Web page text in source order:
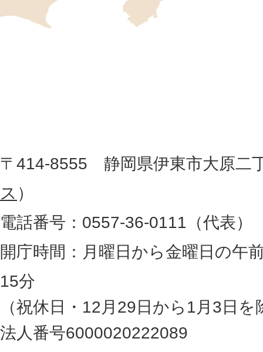
地
図
。
静
岡
県
の
最
東
所
〒414-8555 静岡県伊東市大原二
ス ）
電話番号：0557-36-0111（代表）
開庁時間：月曜日から金曜日の午
15分
（祝休日・12月29日から1月3日を
法人番号6000020222089